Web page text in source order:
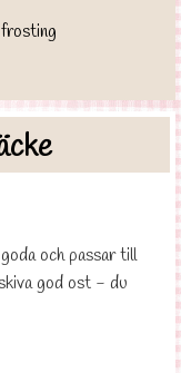
och passar till
god ost - du